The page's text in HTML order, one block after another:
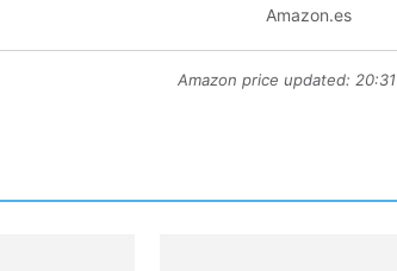
Amazon.es
Amazon price updated: 20:31